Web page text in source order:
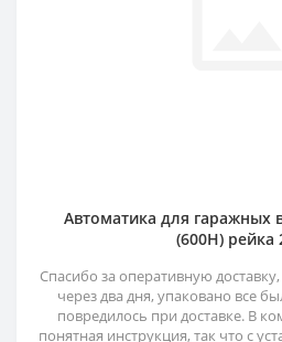
Автоматика для гаражных
(600H) рейка
Спасибо за оперативную
через два дня, упаковано все
повредилось при доставке. В
понятная инструкция, так что с